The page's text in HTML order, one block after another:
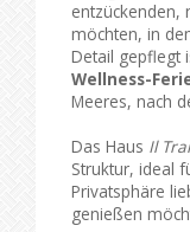
entzückenden,
möchten, in
Detail gepflegt
Wellness-
Meeres, nach
Das Haus Il
Struktur, ideal
Privatsphäre
genießen